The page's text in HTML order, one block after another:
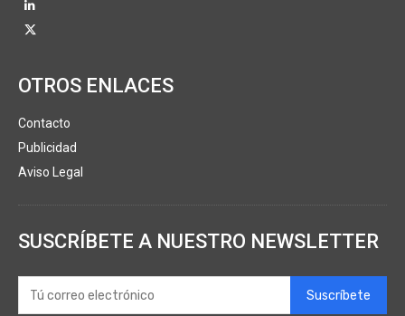
OTROS ENLACES
Contacto
Publicidad
Aviso Legal
SUSCRÍBETE A NUESTRO NEWSLETTER
Suscríbete